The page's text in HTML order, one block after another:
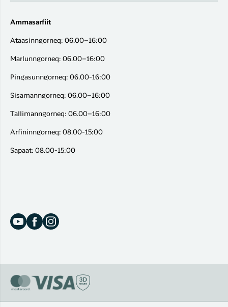
Ammasarfiit
Ataasinngorneq: 06.00–16:00
Marlunngorneq: 06.00–16:00
Pingasunngorneq: 06.00-16:00
Sisamanngorneq: 06.00–16:00
Tallimanngorneq: 06.00–16:00
Arfininngorneq: 08.00-15:00
Sapaat: 08.00-15:00